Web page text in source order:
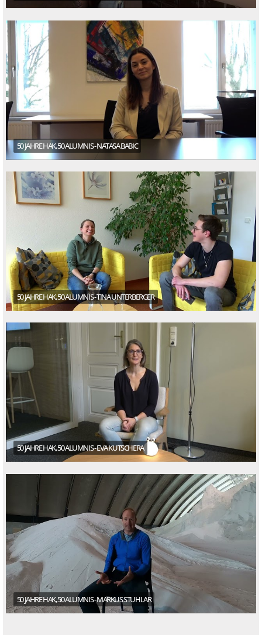
50 JAHRE HAK, 50 ALUMNIS - NATASA BABIC
50 JAHRE HAK, 50 ALUMNIS - TINA UNTERBERGER
50 JAHRE HAK, 50 ALUMNIS - EVA KUTSCHERA
50 JAHRE HAK, 50 ALUMNIS - MARKUS STUHLAR